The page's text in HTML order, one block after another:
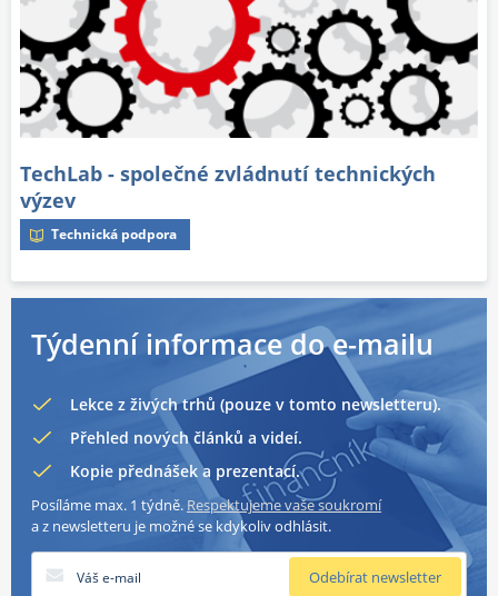
TechLab - společné zvládnutí technických
výzev
Technická podpora
Týdenní informace do e-mailu
Lekce z živých trhů (pouze v tomto newsletteru).
Přehled nových článků a videí.
Kopie přednášek a prezentací.
Posíláme max. 1 týdně. Respektujeme vaše soukromí
a z newsletteru je možné se kdykoliv odhlásit.